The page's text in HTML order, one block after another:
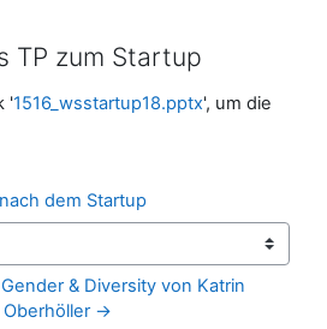
TP zum Startup
'1516_wsstartup18.pptx', um die
dem Startup
& Diversity von Katrin
Oberhöller →